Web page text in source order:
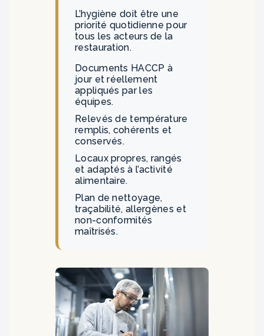
L’hygiène doit être une
priorité quotidienne pour
tous les acteurs de la
restauration.
Documents HACCP à
jour et réellement
appliqués par les
équipes.
Relevés de température
remplis, cohérents et
conservés.
Locaux propres, rangés
et adaptés à l’activité
alimentaire.
Plan de nettoyage,
traçabilité, allergènes et
non-conformités
maîtrisés.